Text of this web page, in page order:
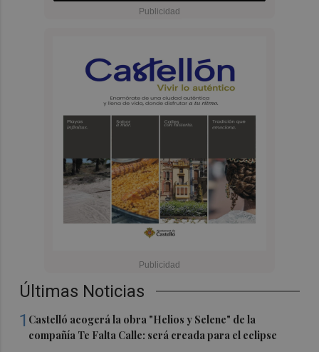
Últimas Noticias
1 Castelló acogerá la obra "Helios y Selene" de la
compañía Te Falta Calle: será creada para el eclipse